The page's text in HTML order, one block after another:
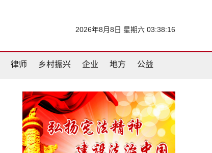
2026年8月8日 星期六 03:38:16
律师 乡村振兴 企业 地方 公益